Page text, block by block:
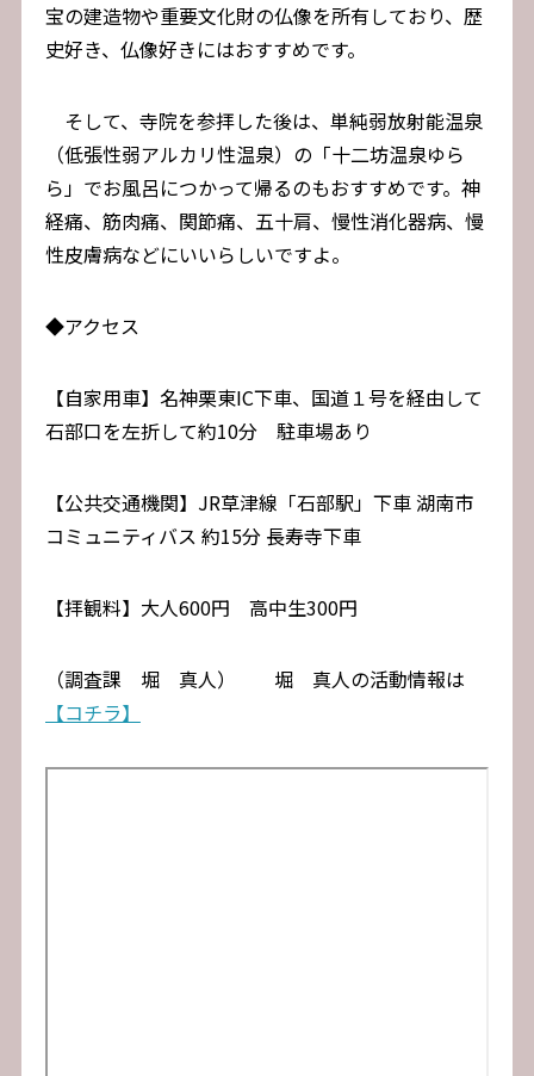
宝の建造物や重要文化財の仏像を所有しており、歴
史好き、仏像好きにはおすすめです。
そして、寺院を参拝した後は、単純弱放射能温泉
（低張性弱アルカリ性温泉）の「十二坊温泉ゆら
ら」でお風呂につかって帰るのもおすすめです。神
経痛、筋肉痛、関節痛、五十肩、慢性消化器病、慢
性皮膚病などにいいらしいですよ。
◆アクセス
【自家用車】名神栗東IC下車、国道１号を経由して
石部口を左折して約10分 駐車場あり
【公共交通機関】JR草津線「石部駅」下車 湖南市
コミュニティバス 約15分 長寿寺下車
【拝観料】大人600円 高中生300円
（調査課 堀 真人） 堀 真人の活動情報は
【コチラ】